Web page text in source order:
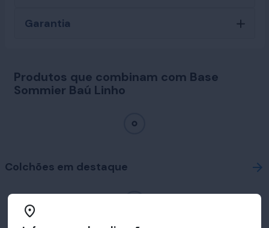
Garantia
Produtos que combinam com Base
Sommier Baú Linho
Colchões em destaque